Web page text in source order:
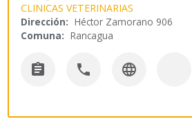
CLINICAS VETERINARIAS
Dirección: Héctor Zamorano 906
Comuna: Rancagua
  